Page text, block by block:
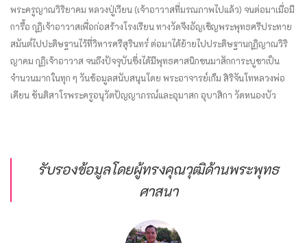
พระครูญาณวิริยาคม หลวง​ปู่​เวียน​ (เจ้าอาวาสที่มรณภาพไปแล้ว) จนต่อมาเมื่อมี
การื้อ กุฏิเจ้าอาวาสเพื่อก่อสร้างโรงเรียน ทางวัดจึงอัญเชิญพระพุทธศรีประทาย
สมันต์ไปปะดิษฐานไว้ที่วิหารศรีสุรินทร์ ต่อมาได้ย้าย​ไป​ประดิษฐาน​กุฏิญาณ​วิริ
ญาคม กุฏิ​เจ้าอาวาส​ ​จนถึงปัจจุบันซึ่งได้มีพุทธศาสนิกชนมาสักการะบูชาเป็น
จำนวนมากในทุก ๆ วันข้อมูลสนับสนุนโดย พระอาจารย์เก็ม สิริจันโทหลวงพ่อ
เคียน ขันติสาโรพระครูอนุวัตปัญญาภรณ์และอุมาสก อุบาสิกา วัดหนองบัว
รับรองข้อมูลโดยผู้ทรงคุณวุฒิด้านพระพุทธ
ศาสนา